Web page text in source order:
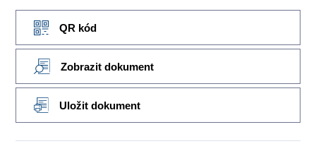
QR kód
Zobrazit dokument
Uložit dokument